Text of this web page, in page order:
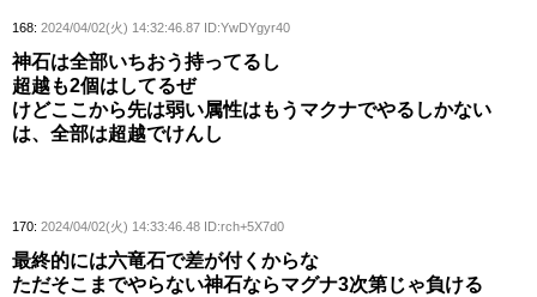
168: 2024/04/02(火) 14:32:46.87 ID:YwDYgyr40
神石は全部いちおう持ってるし
超越も2個はしてるぜ
けどここから先は弱い属性はもうマクナでやるしかない
は、全部は超越でけんし
170: 2024/04/02(火) 14:33:46.48 ID:rch+5X7d0
最終的には六竜石で差が付くからな
ただそこまでやらない神石ならマグナ3次第じゃ負ける